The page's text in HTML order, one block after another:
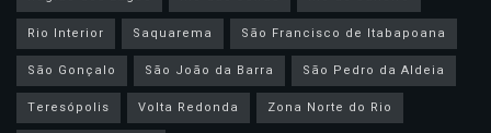
Rio Interior
Saquarema
São Francisco de Itabapoana
São Gonçalo
São João da Barra
São Pedro da Aldeia
Teresópolis
Volta Redonda
Zona Norte do Rio